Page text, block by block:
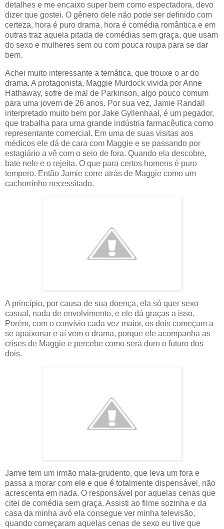
detalhes e me encaixo super bem como espectadora, devo
dizer que gostei. O gênero dele não pode ser definido com
certeza, hora é puro drama, hora é comédia romântica e em
outras traz aquela pitada de comédias sem graça, que usam
do sexo e mulheres sem ou com pouca roupa para se dar
bem.
Achei muito interessante a temática, que trouxe o ar do
drama. A protagonista, Maggie Murdock vivida por Anne
Hathaway, sofre de mal de Parkinson, algo pouco comum
para uma jovem de 26 anos. Por sua vez, Jamie Randall
interpretado muito bem por Jake Gyllenhaal, é um pegador,
que trabalha para uma grande indústria farmacêutica como
representante comercial. Em uma de suas visitas aos
médicos ele dá de cara com Maggie e se passando por
estagiário a vê com o seio de fora. Quando ela descobre,
bate nele e o rejeita. O que para certos homens é puro
tempero. Então Jamie corre atrás de Maggie como um
cachorrinho necessitado.
A princípio, por causa de sua doença, ela só quer sexo
casual, nada de envolvimento, e ele dá graças a isso.
Porém, com o convívio cada vez maior, os dois começam a
se apaixonar e aí vem o drama, porque ele acompanha as
crises de Maggie e percebe como será duro o futuro dos
dois.
Jamie tem um irmão mala-grudento, que leva um fora e
passa a morar com ele e que é totalmente dispensável, não
acrescenta em nada. O responsável por aquelas cenas que
citei de comédia sem graça. Assisti ao filme sozinha e da
casa da minha avó ela consegue ver minha televisão,
quando começaram aquelas cenas de sexo eu tive que